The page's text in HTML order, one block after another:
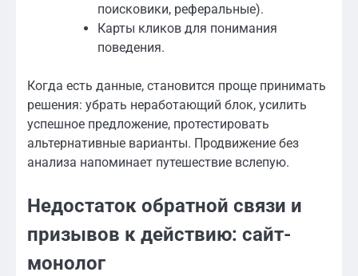
поисковики, реферальные).
Карты кликов для понимания
поведения.
Когда есть данные, становится проще принимать
решения: убрать неработающий блок, усилить
успешное предложение, протестировать
альтернативные варианты. Продвижение без
анализа напоминает путешествие вслепую.
Недостаток обратной связи и
призывов к действию: сайт-
монолог